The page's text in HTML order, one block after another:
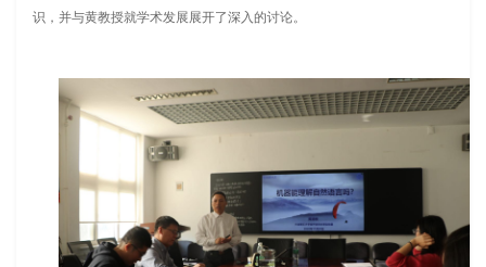
识，并与黄教授就学术发展展开了深入的讨论。